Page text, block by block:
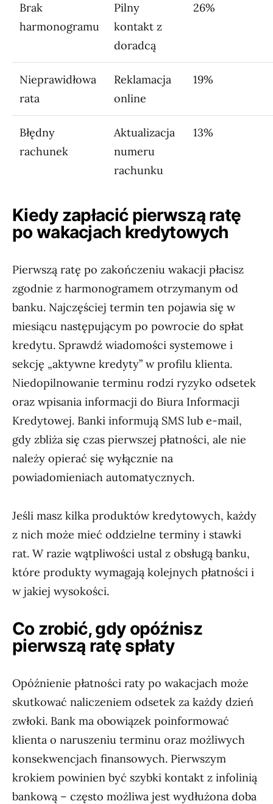
Brak
harmonogramu
Pilny
kontakt z
doradcą
26%
Nieprawidłowa
rata
Reklamacja
online
19%
Błędny
rachunek
Aktualizacja
numeru
rachunku
13%
Kiedy zapłacić pierwszą ratę
po wakacjach kredytowych
Pierwszą ratę po zakończeniu wakacji płacisz
zgodnie z harmonogramem otrzymanym od
banku. Najczęściej termin ten pojawia się w
miesiącu następującym po powrocie do spłat
kredytu. Sprawdź wiadomości systemowe i
sekcję „aktywne kredyty” w profilu klienta.
Niedopilnowanie terminu rodzi ryzyko odsetek
oraz wpisania informacji do Biura Informacji
Kredytowej. Banki informują SMS lub e-mail,
gdy zbliża się czas pierwszej płatności, ale nie
należy opierać się wyłącznie na
powiadomieniach automatycznych.
Jeśli masz kilka produktów kredytowych, każdy
z nich może mieć oddzielne terminy i stawki
rat. W razie wątpliwości ustal z obsługą banku,
które produkty wymagają kolejnych płatności i
w jakiej wysokości.
Co zrobić, gdy opóźnisz
pierwszą ratę spłaty
Opóźnienie płatności raty po wakacjach może
skutkować naliczeniem odsetek za każdy dzień
zwłoki. Bank ma obowiązek poinformować
klienta o naruszeniu terminu oraz możliwych
konsekwencjach finansowych. Pierwszym
krokiem powinien być szybki kontakt z infolinią
bankową – często możliwa jest wydłużona doba